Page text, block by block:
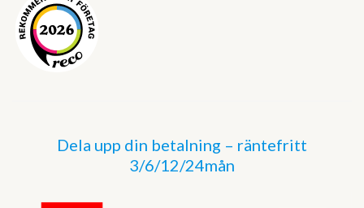
Dela upp din betalning – räntefritt
3/6/12/24mån